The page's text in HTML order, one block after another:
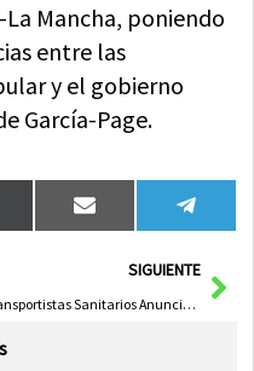
Mancha, poniendo
entre las
y el gobierno
García-Page.
Compartir
en
Email
en
SIGUIENTE
Transportistas Sanitarios Anuncian Huelga a la Espera de Respuesta de Sescam y la Patronal